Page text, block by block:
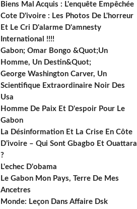
Biens Mal Acquis : L'enquête Empêchée
Cote D'ivoire : Les Photos De L'horreur
Et Le Cri D'alarme D'amnesty
International !!!!
Gabon; Omar Bongo &Quot;Un
Homme, Un Destin&Quot;
George Washington Carver, Un
Scientifique Extraordinaire Noir Des
Usa
Homme De Paix Et D'espoir Pour Le
Gabon
La Désinformation Et La Crise En Côte
D’ivoire – Qui Sont Gbagbo Et Ouattara
?
L'echec D'obama
Le Gabon Mon Pays, Terre De Mes
Ancetres
Monde: Leçon Dans Affaire Dsk